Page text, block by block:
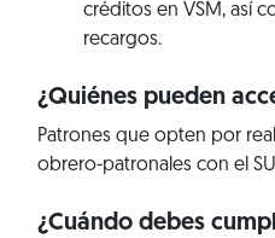
créditos en VSM, así
recargos.
¿Quiénes pueden
Patrones que opten por
obrero-patronales con el
¿Cuándo debes